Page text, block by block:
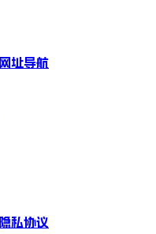
网址导航
隐私协议